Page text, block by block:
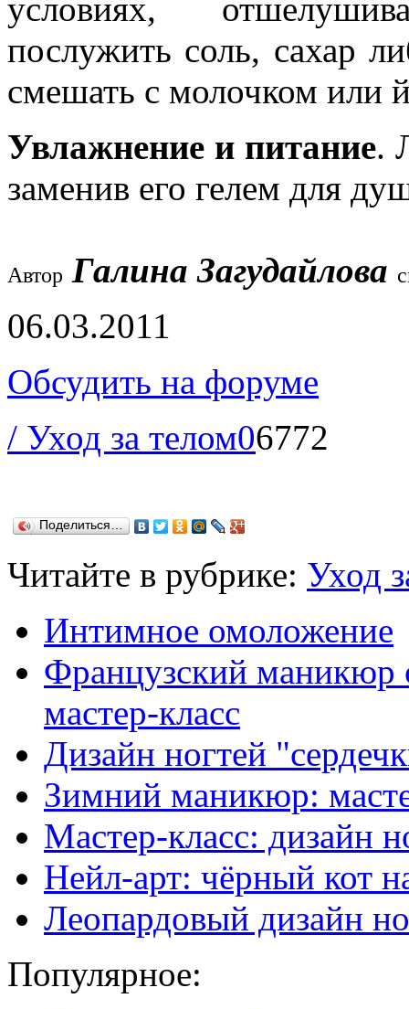
условиях,
послужить соль, сахар
смешать с молочком или
Увлажнение и питание.
заменив его гелем для
Автор Галина Загудайлова
06.03.2011
Обсудить на форуме
/ Уход за телом06772
Поделиться…
Читайте в рубрике: Уход
Интимное омоложение
Французский маникюр
мастер-класс
Дизайн ногтей
Зимний маникюр:
Мастер-класс: дизайн
Нейл-арт: чёрный кот
Леопардовый дизайн
Популярное: